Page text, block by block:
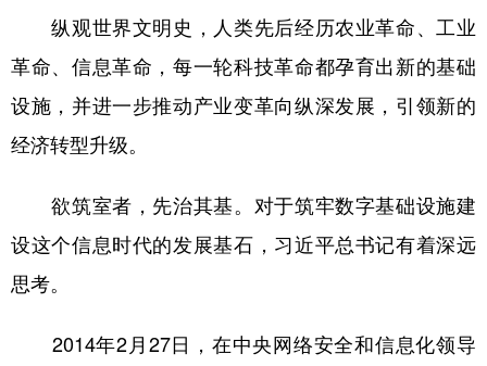
纵观世界文明史，人类先后经历农业革命、工业
革命、信息革命，每一轮科技革命都孕育出新的基础
设施，并进一步推动产业变革向纵深发展，引领新的
经济转型升级。
欲筑室者，先治其基。对于筑牢数字基础设施建
设这个信息时代的发展基石，习近平总书记有着深远
思考。
2014年2月27日，在中央网络安全和信息化领导